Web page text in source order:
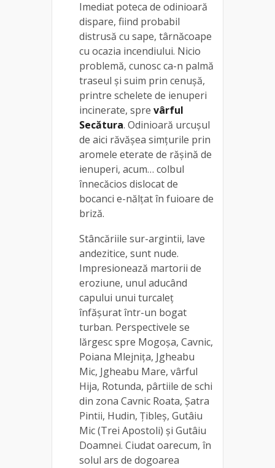
Imediat poteca de odinioară
dispare, fiind probabil
distrusă cu sape, târnăcoape
cu ocazia incendiului. Nicio
problemă, cunosc ca-n palmă
traseul și suim prin cenușă,
printre schelete de ienuperi
incinerate, spre vârful
Secătura. Odinioară urcușul
de aici răvășea simțurile prin
aromele eterate de rășină de
ienuperi, acum… colbul
înnecăcios dislocat de
bocanci e-nălțat în fuioare de
briză.
Stâncăriile sur-argintii, lave
andezitice, sunt nude.
Impresionează martorii de
eroziune, unul aducând
capului unui turcaleț
înfășurat într-un bogat
turban. Perspectivele se
lărgesc spre Mogoșa, Cavnic,
Poiana Mlejnița, Jgheabu
Mic, Jgheabu Mare, vârful
Hija, Rotunda, pârtiile de schi
din zona Cavnic Roata, Șatra
Pintii, Hudin, Țibleș, Gutâiu
Mic (Trei Apostoli) și Gutâiu
Doamnei. Ciudat oarecum, în
solul ars de dogoarea